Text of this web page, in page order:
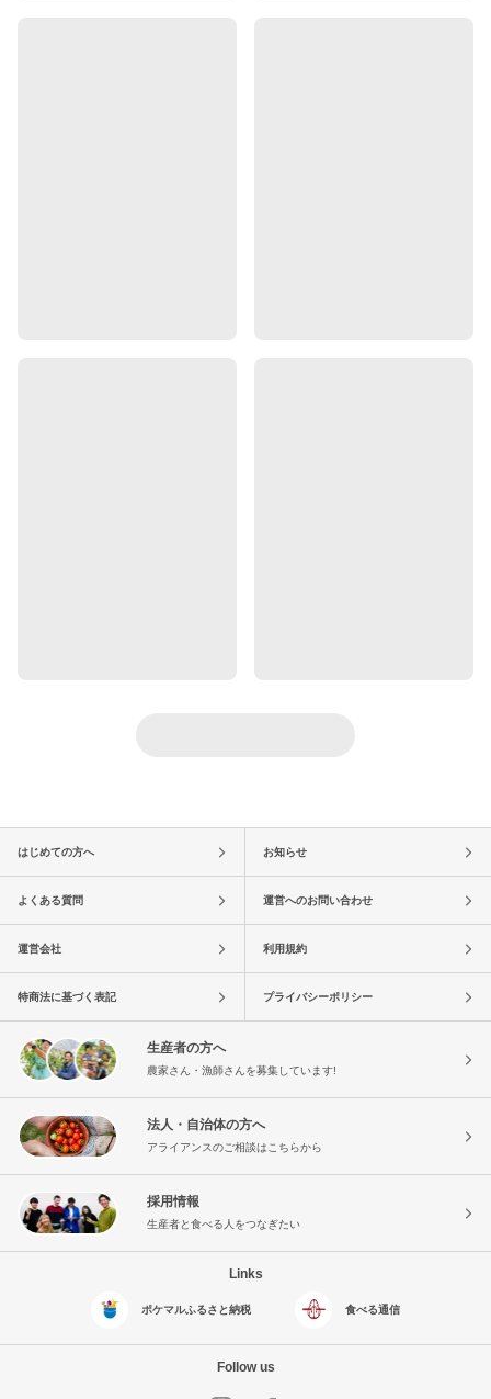
はじめての方へ お知らせ
よくある質問 運営へのお問い合わせ
運営会社 利用規約
特商法に基づく表記 プライバシーポリシー
生産者の方へ
農家さん・漁師さんを募集しています!
法人・自治体の方へ
アライアンスのご相談はこちらから
採用情報
生産者と食べる人をつなぎたい
Links
ポケマルふるさと納税 食べる通信
Follow us